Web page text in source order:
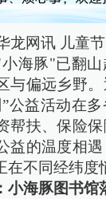
龙网讯 儿童
海豚"已翻
与偏远乡野
公益活动在
帮扶、保险
益的温度相
不同经纬度
小海豚图书馆